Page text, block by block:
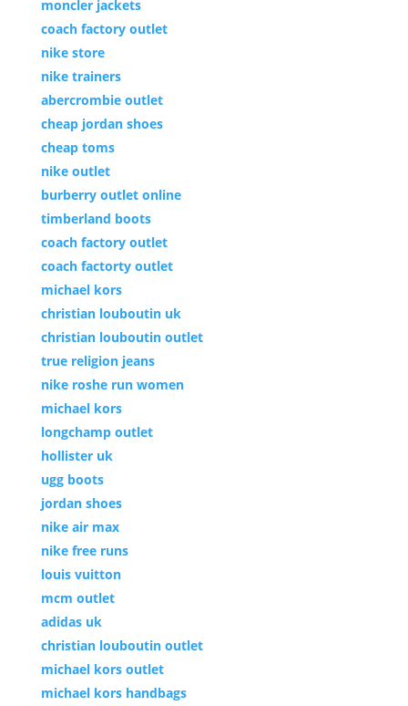
moncler jackets
coach factory outlet
nike store
nike trainers
abercrombie outlet
cheap jordan shoes
cheap toms
nike outlet
burberry outlet online
timberland boots
coach factory outlet
coach factorty outlet
michael kors
christian louboutin uk
christian louboutin outlet
true religion jeans
nike roshe run women
michael kors
longchamp outlet
hollister uk
ugg boots
jordan shoes
nike air max
nike free runs
louis vuitton
mcm outlet
adidas uk
christian louboutin outlet
michael kors outlet
michael kors handbags